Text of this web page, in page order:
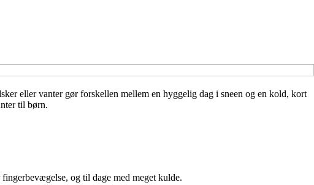
eller vanter gør forskellen mellem en hyggelig dag i sneen og en kold, kort
til børn.
og til dage med meget kulde.